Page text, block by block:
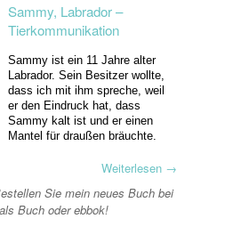
Sammy, Labrador –
Tierkommunikation
Sammy ist ein 11 Jahre alter
Labrador. Sein Besitzer wollte,
dass ich mit ihm spreche, weil
er den Eindruck hat, dass
Sammy kalt ist und er einen
Mantel für draußen bräuchte.
Weiterlesen →